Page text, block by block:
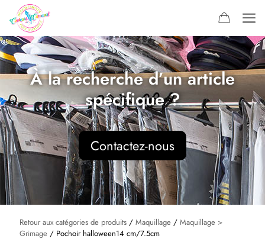
À la recherche d’un article
spécifique ?
Contactez-nous
Retour aux catégories de produits / Maquillage / Maquillage >
Grimage / Pochoir halloween14 cm/7.5cm